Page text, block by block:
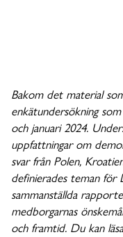
Bakom det material
enkätundersökning
och januari 2024.
uppfattningar om
svar från Polen,
definierades teman
sammanställda
medborgarnas
och framtid. Du kan